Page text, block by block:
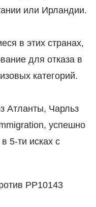
или Ирландии.
в этих странах,
для отказа в
категорий.
Атланты, Чарльз
успешно
5-ти исках с
PP10143